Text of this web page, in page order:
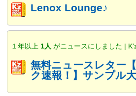
Lenox Lounge♪
１年以上 1人 がニュースにしました |
無料ニュースレター
ク速報！】サンプル